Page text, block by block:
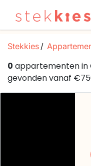
Stekkies
0 appartementen in
gevonden vanaf